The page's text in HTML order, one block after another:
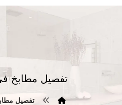
تفصيل مطابخ
تفصيل